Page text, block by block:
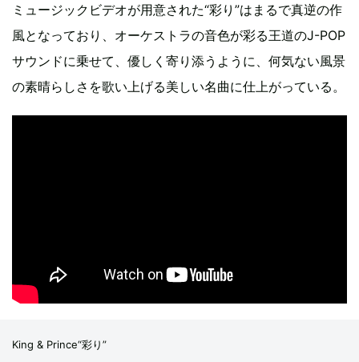
ミュージックビデオが用意された“彩り”はまるで真逆の作
風となっており、オーケストラの音色が彩る王道のJ-POP
サウンドに乗せて、優しく寄り添うように、何気ない風景
の素晴らしさを歌い上げる美しい名曲に仕上がっている。
King & Prince“彩り”